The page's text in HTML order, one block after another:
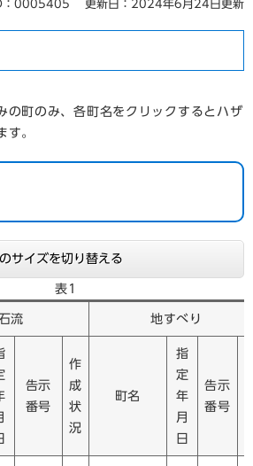
：0005405 更新日：2024年6月24日更新
の町のみ、各町名をクリックするとハザ
す。
サイズを切り替える
表1
流 地すべり
告示
番号
作
成
状
況
町名
指
定
年
月
日
告示
番号